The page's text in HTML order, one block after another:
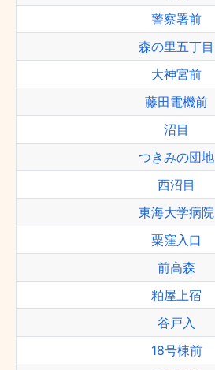
警察署前
森の里五丁目
大神宮前
藤田電機前
沼目
つきみの団地
西沼目
東海大学病院
粟窪入口
前高森
粕屋上宿
谷戸入
18号棟前